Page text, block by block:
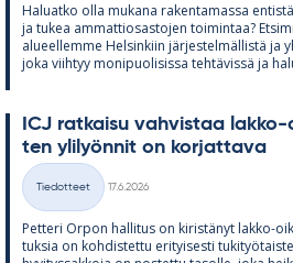
Ha­luatko olla mu­kana ra­ken­ta­massa
ja tu­kea am­mat­tio­sas­to­jen toi­min­taa?
alu­eel­lemme Hel­sin­kiin jär­jes­tel­mäl­listä ja
joka viih­tyy mo­ni­puo­li­sissa teh­tä­vissä ja
ICJ rat­kaisu vah­vis­taa
ten yli­lyön­nit on kor­jat­tava
Kategoriat
Tiedotteet
17.6.2026
Pet­teri Or­pon hal­li­tus on ki­ris­tä­nyt lakko-
tuk­sia on koh­dis­tettu eri­tyi­sesti